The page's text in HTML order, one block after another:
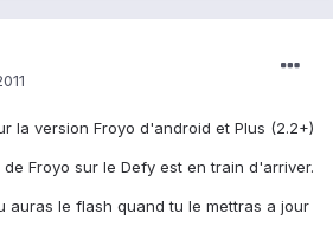
la version Froyo d'android et Plus (2.2+)
Froyo sur le Defy est en train d'arriver.
auras le flash quand tu le mettras a jour